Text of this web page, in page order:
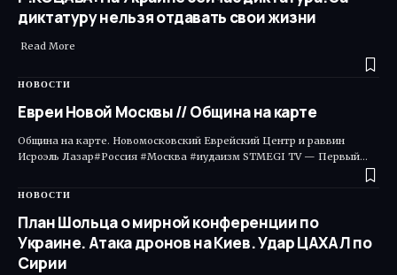
диктатуру нельзя отдавать свои жизни
Read More ​
НОВОСТИ
Евреи Новой Москвы // Община на карте
Община на карте. Новомосковский Еврейский Центр и раввин
Исроэль Лазар#Россия #Москва #иудаизм STMEGI TV — Первый…
НОВОСТИ
План Шольца о мирной конференции по
Украине. Атака дронов на Киев. Удар ЦАХАЛ по
Сирии